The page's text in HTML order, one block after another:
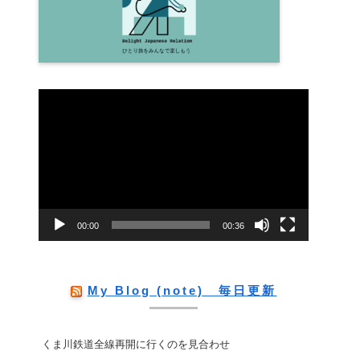
00:00 00:36
My Blog (note) 毎日更新
くま川鉄道全線再開に行くのを見合わせ